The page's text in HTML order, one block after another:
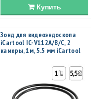
Купить
Зонд для видеоэндоскопа
iCartool IC-V112A/B/C, 2
камеры, 1м, 5.5 мм iCartool